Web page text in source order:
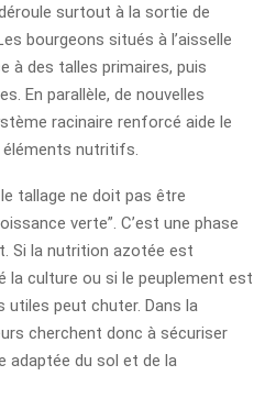
surtout à la sortie de
bourgeons situés à l’aisselle
à des talles primaires, puis
En parallèle, de nouvelles
racinaire renforcé aide le
éléments nutritifs.
tallage ne doit pas être
verte”. C’est une phase
Si la nutrition azotée est
la culture ou si le peuplement est
utiles peut chuter. Dans la
cherchent donc à sécuriser
adaptée du sol et de la